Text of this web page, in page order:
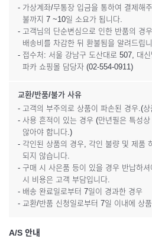
- 가상계좌/무통장 입금을 통하여 결제해
불까지 7 ~10일 소요가 됩니다.
- 고객님의 단순변심으로 인한 반품의 경
배송비를 차감한 뒤 환불됨을 알려드립
- 접수처: 서울 강남구 도산대로 507, 대
파카 쇼핑몰 담당자 (02-554-0911)
교환/반품/불가 사유
- 고객의 부주의로 상품이 파손된 경우.(
- 사용 흔적이 있는 경우 (만년필은 특성
않아야 합니다.)
- 각인된 상품의 경우, 각인 불량 및 제품
되지 않습니다.
- 구매 시 사은품 등이 있을 경우 반납하
시 비용은 고객 부담입니다.
- 배송 완료일로부터 7일이 경과한 경우
- 교환/반품 신청일로부터 7일 이내에 상
A/S 안내